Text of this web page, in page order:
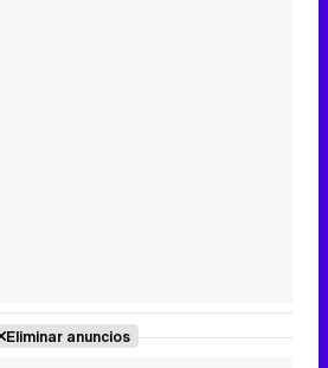
Eliminar anuncios